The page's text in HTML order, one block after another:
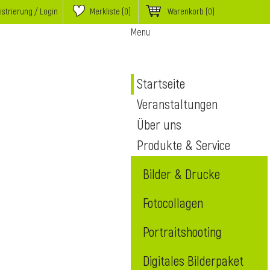
/ Login Merkliste (0) Warenkorb (0)
Menu
Startseite
Veranstaltungen
Über uns
Produkte & Service
Bilder & Drucke
Fotocollagen
Portraitshooting
Digitales Bilderpaket